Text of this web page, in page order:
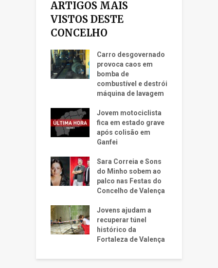
ARTIGOS MAIS
VISTOS DESTE
CONCELHO
Carro desgovernado
provoca caos em
bomba de
combustível e destrói
máquina de lavagem
Jovem motociclista
fica em estado grave
após colisão em
Ganfei
Sara Correia e Sons
do Minho sobem ao
palco nas Festas do
Concelho de Valença
Jovens ajudam a
recuperar túnel
histórico da
Fortaleza de Valença